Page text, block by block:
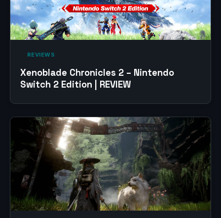
‎ REVIEWS‎
Xenoblade Chronicles 2 – Nintendo
Switch 2 Edition | REVIEW